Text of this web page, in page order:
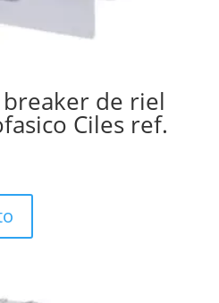
de riel
Ciles ref.